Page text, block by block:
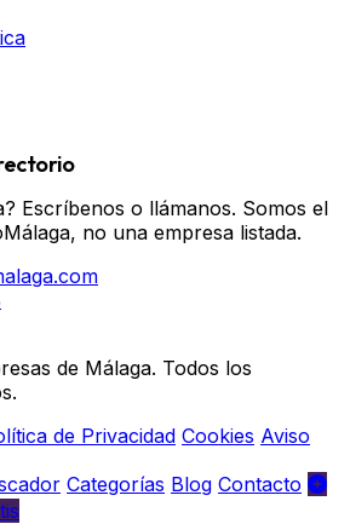
Escríbenos o llámanos. Somos el
no una empresa listada.
de Málaga. Todos los
de Privacidad Cookies Aviso
Categorías Blog Contacto